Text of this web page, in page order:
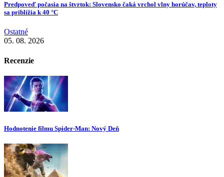
Predpoveď počasia na štvrtok: Slovensko čaká vrchol vlny horúčav, teploty
sa priblížia k 40 °C
Ostatné
05. 08. 2026
Recenzie
Hodnotenie filmu Spider-Man: Nový Deň